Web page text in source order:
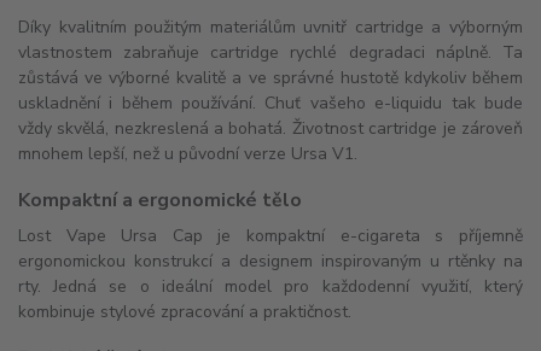
Díky kvalitním použitým materiálům uvnitř cartridge a výborným
vlastnostem zabraňuje cartridge rychlé degradaci náplně. Ta
zůstává ve výborné kvalitě a ve správné hustotě kdykoliv během
uskladnění i během používání. Chuť vašeho e-liquidu tak bude
vždy skvělá, nezkreslená a bohatá. Životnost cartridge je zároveň
mnohem lepší, než u původní verze Ursa V1.
Kompaktní a ergonomické tělo
Lost Vape Ursa Cap je kompaktní e-cigareta s příjemně
ergonomickou konstrukcí a designem inspirovaným u rtěnky na
rty. Jedná se o ideální model pro každodenní využití, který
kombinuje stylové zpracování a praktičnost.